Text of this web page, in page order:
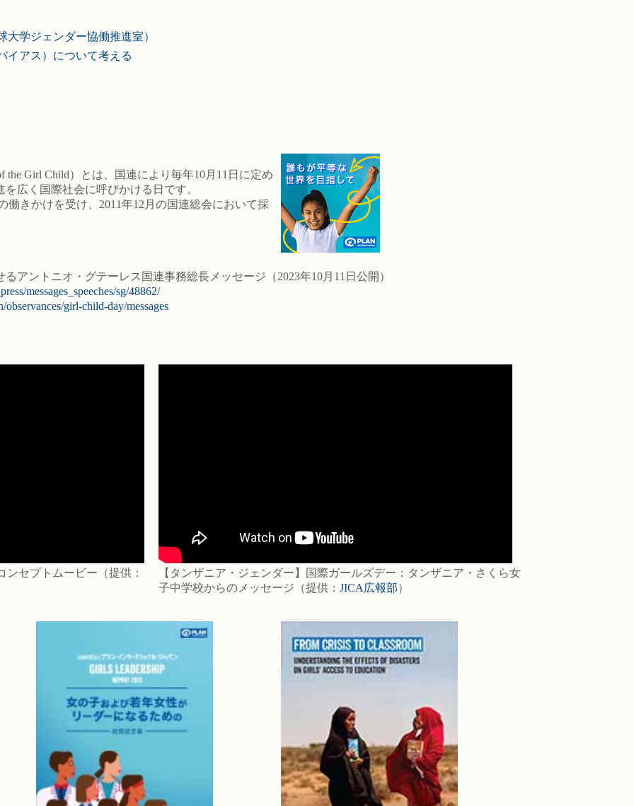
学ジェンダー協働推進室）
イアス）について考える
Girl Child）とは、国連により毎年10月11日に定め
広く国際社会に呼びかける日です。
きかけを受け、2011年12月の国連総会において採
アントニオ・グテーレス国連事務総長メッセージ（2023年10月11日公開）
messages_speeches/sg/48862/
girl-child-day/messages
セプトムービー（提供：
【タンザニア・ジェンダー】国際ガールズデー：タンザニア・さくら女
子中学校からのメッセージ（提供： JICA広報部）